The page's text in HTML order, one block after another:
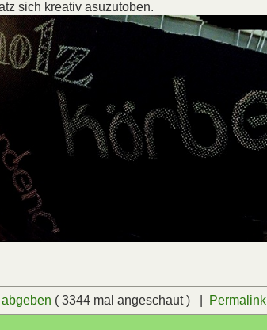
sich kreativ asuzutoben.
( 3344 mal angeschaut ) | Permalink